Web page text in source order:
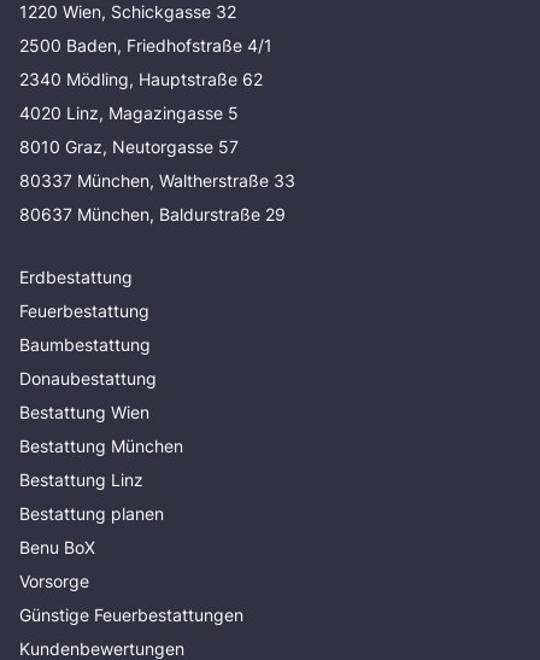
1220 Wien, Schickgasse 32
2500 Baden, Friedhofstraße 4/1
2340 Mödling, Hauptstraße 62
4020 Linz, Magazingasse 5
8010 Graz, Neutorgasse 57
80337 München, Waltherstraße 33
80637 München, Baldurstraße 29
Erdbestattung
Feuerbestattung
Baumbestattung
Donaubestattung
Bestattung Wien
Bestattung München
Bestattung Linz
Bestattung planen
Benu BoX
Vorsorge
Günstige Feuerbestattungen
Kundenbewertungen